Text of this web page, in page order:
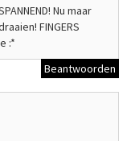
Nu maar
FINGERS
:*
Beantwoorden